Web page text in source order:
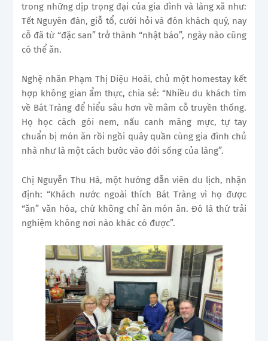
trong những dịp trọng đại của gia đình và làng xã như:
Tết Nguyên đán, giỗ tổ, cưới hỏi và đón khách quý, nay
cỗ đã từ “đặc san” trở thành “nhật báo”, ngày nào cũng
có thể ăn.
Nghệ nhân Phạm Thị Diệu Hoài, chủ một homestay kết
hợp không gian ẩm thực, chia sẻ: “Nhiều du khách tìm
về Bát Tràng để hiểu sâu hơn về mâm cỗ truyền thống.
Họ học cách gói nem, nấu canh măng mực, tự tay
chuẩn bị món ăn rồi ngồi quây quần cùng gia đình chủ
nhà như là một cách bước vào đời sống của làng”.
Chị Nguyễn Thu Hà, một hướng dẫn viên du lịch, nhận
định: “Khách nước ngoài thích Bát Tràng vì họ được
“ăn” văn hóa, chứ không chỉ ăn món ăn. Đó là thứ trải
nghiệm không nơi nào khác có được”.